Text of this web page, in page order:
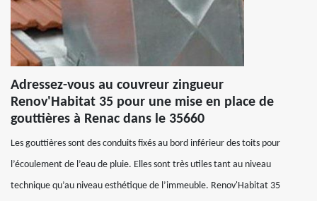
Adressez-vous au couvreur zingueur
Renov'Habitat 35 pour une mise en place de
gouttières à Renac dans le 35660
Les gouttières sont des conduits fixés au bord inférieur des toits pour
l’écoulement de l’eau de pluie. Elles sont très utiles tant au niveau
technique qu’au niveau esthétique de l’immeuble. Renov'Habitat 35